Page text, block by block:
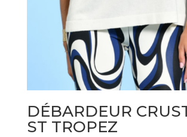
DÉBARDEUR
ST TROPEZ